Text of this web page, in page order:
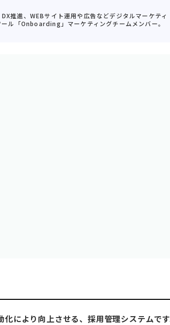
推進、WEBサイト運用や広告などデジタルマーケティ
ル「Onboarding」マーケティングチームメンバー。
により向上させる、採用管理システムです